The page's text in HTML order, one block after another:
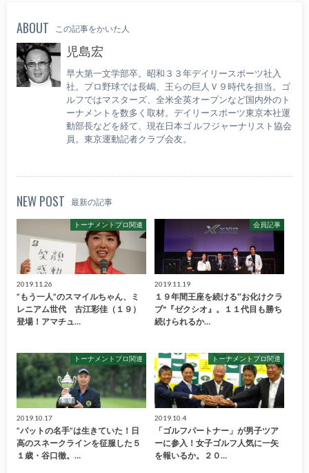
ABOUT この記事をかいた人
児島宏
早大第一文学部卒。昭和３３年デイリースポーツ社入
社。プロ野球では長嶋、王らの巨人Ｖ９時代を担当。ゴ
ルフではマスターズ、全米全英オープンなど国内外のト
ーナメントを数多く取材。デイリースポーツ東京本社運
動部長などを経て、現在日本ゴ ルフジャーナリスト協会
員。東京運動記者クラブ会友。
NEW POST 最新の記事
トーナメントプロ関連
2019.11.26
”もう一人”のスマイルちゃん、ミ
レニアム世代 古江彩佳（１９）
登場！アマチュ…
会員記事
2019.11.19
１９年間王座を続ける″お化けクラ
ブ"『ゼクシオ』。１１代目も勝ち
続けられるか…
トーナメントプロ関連
2019.10.17
”パットの名手”は生きていた！日
高のスネークラインを征服した５
１歳・谷口徹。…
トーナメントプロ関連
2019.10.4
「ゴルフパートナー」が男子ツア
ーに参入！女子ゴルフ人気に一矢
を報いるか。２０…